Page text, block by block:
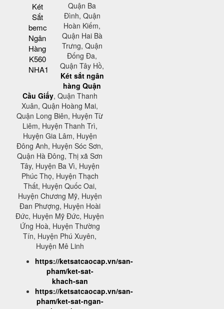
Két
Sắt
bemc
Ngân
Hàng
K560
NHA1
Quận Ba
Đình, Quận
Hoàn Kiếm,
Quận Hai Bà
Trưng, Quận
Đống Đa,
Quận Tây Hồ,
Két sắt ngân
hàng Quận
Cầu Giấy, Quận Thanh
Xuân, Quận Hoàng Mai,
Quận Long Biên, Huyện Từ
Liêm, Huyện Thanh Trì,
Huyện Gia Lâm, Huyện
Đông Anh, Huyện Sóc Sơn,
Quận Hà Đông, Thị xã Sơn
Tây, Huyện Ba Vì, Huyện
Phúc Thọ, Huyện Thạch
Thất, Huyện Quốc Oai,
Huyện Chương Mỹ, Huyện
Đan Phượng, Huyện Hoài
Đức, Huyện Mỹ Đức, Huyện
Ứng Hoà, Huyện Thường
Tín, Huyện Phú Xuyên,
Huyện Mê Linh
https://ketsatcaocap.vn/san-
pham/ket-sat-
khach-san
https://ketsatcaocap.vn/san-
pham/ket-sat-ngan-